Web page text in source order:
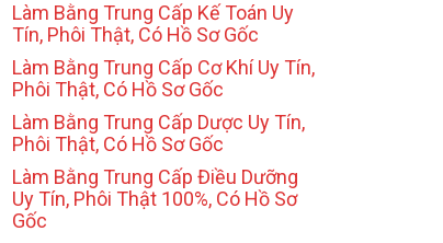
Làm Bằng Trung Cấp Kế Toán Uy
Tín, Phôi Thật, Có Hồ Sơ Gốc
Làm Bằng Trung Cấp Cơ Khí Uy Tín,
Phôi Thật, Có Hồ Sơ Gốc
Làm Bằng Trung Cấp Dược Uy Tín,
Phôi Thật, Có Hồ Sơ Gốc
Làm Bằng Trung Cấp Điều Dưỡng
Uy Tín, Phôi Thật 100%, Có Hồ Sơ
Gốc